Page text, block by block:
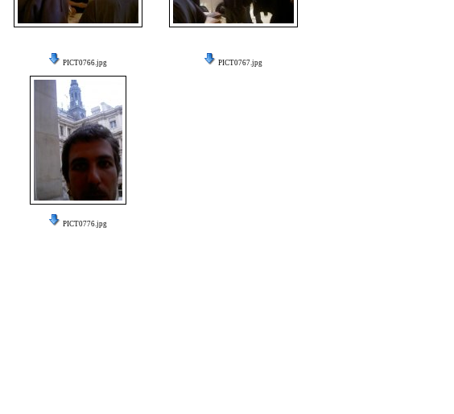
PICT0766.jpg PICT0767.jpg
PICT0776.jpg